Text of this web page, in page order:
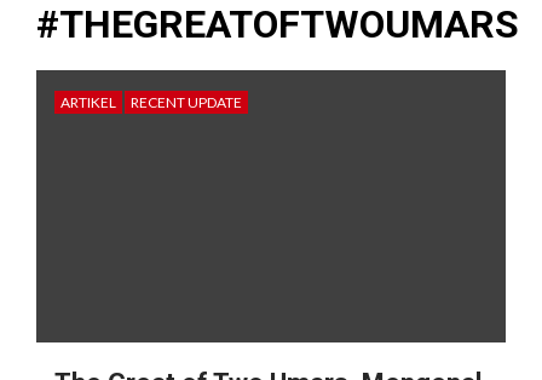
#THEGREATOFTWOUMARS
ARTIKEL RECENT UPDATE